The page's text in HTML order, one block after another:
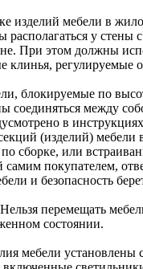
изделий мебели в
располагаться у стены
При этом должны
клинья, регулируемые
блокируемые по
соединяться между
в
(изделий) мебели
сборке, или
самим покупателем,
и безопасность
перемещать
состоянии.
мебели установлены